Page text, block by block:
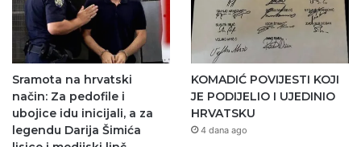
Sramota na hrvatski
način: Za pedofile i
ubojice idu inicijali, a za
legendu Darija Šimića
KOMADIĆ POVIJESTI KOJI
JE PODIJELIO I UJEDINIO
HRVATSKU
4 dana ago